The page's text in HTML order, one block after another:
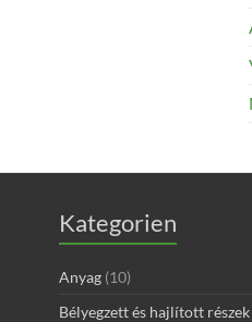
Kategorien
Anyag (10)
Bélyegzett és hajlított részek